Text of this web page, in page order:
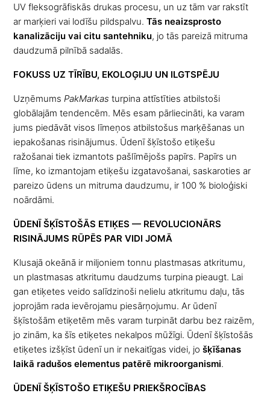
UV fleksogrāfiskās drukas procesu, un uz tām var rakstīt
ar marķieri vai lodīšu pildspalvu.Tās neaizsprosto
kanalizāciju vai citu santehniku, jo tās pareizā mitruma
daudzumā pilnībā sadalās.
FOKUSS UZ TĪRĪBU, EKOLOĢIJU UN ILGTSPĒJU
Uzņēmums PakMarkas turpina attīstīties atbilstoši
globālajām tendencēm. Mēs esam pārliecināti, ka varam
jums piedāvāt visos līmeņos atbilstošus marķēšanas un
iepakošanas risinājumus. Ūdenī šķīstošo etiķešu
ražošanai tiek izmantots pašlīmējošs papīrs. Papīrs un
līme, ko izmantojam etiķešu izgatavošanai, saskaroties ar
pareizo ūdens un mitruma daudzumu, ir 100 % bioloģiski
noārdāmi.
ŪDENĪ ŠĶĪSTOŠĀS ETIĶES — REVOLUCIONĀRS
RISINĀJUMS RŪPĒS PAR VIDI JOMĀ
Klusajā okeānā ir miljoniem tonnu plastmasas atkritumu,
un plastmasas atkritumu daudzums turpina pieaugt. Lai
gan etiķetes veido salīdzinoši nelielu atkritumu daļu, tās
joprojām rada ievērojamu piesārņojumu. Ar ūdenī
šķīstošām etiķetēm mēs varam turpināt darbu bez raizēm,
jo zinām, ka šīs etiķetes nekalpos mūžīgi. Ūdenī šķīstošās
etiķetes izšķīst ūdenī un ir nekaitīgas videi, jošķīšanas
laikā radušos elementus patērē mikroorganismi.
ŪDENĪ ŠĶĪSTOŠO ETIĶEŠU PRIEKŠROCĪBAS